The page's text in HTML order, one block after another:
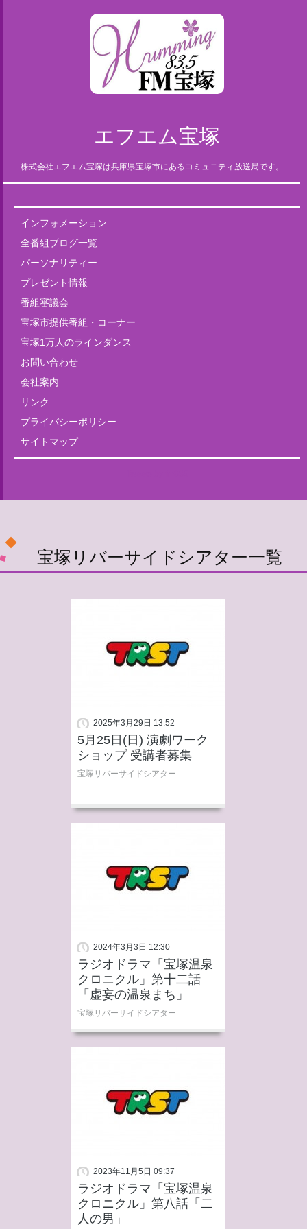
エフエム宝塚
株式会社エフエム宝塚は兵庫県宝塚市にあるコミュニティ放送局です。
インフォメーション
全番組ブログ一覧
パーソナリティー
プレゼント情報
番組審議会
宝塚市提供番組・コーナー
宝塚1万人のラインダンス
お問い合わせ
会社案内
リンク
プライバシーポリシー
サイトマップ
宝塚リバーサイドシアター一覧
2025年3月29日 13:52
5月25日(日) 演劇ワーク
ショップ 受講者募集
宝塚リバーサイドシアター
2024年3月3日 12:30
ラジオドラマ「宝塚温泉
クロニクル」第十二話
「虚妄の温泉まち」
宝塚リバーサイドシアター
2023年11月5日 09:37
ラジオドラマ「宝塚温泉
クロニクル」第八話「二
人の男」